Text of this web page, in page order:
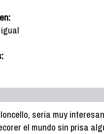
seria muy
el mundo sin prisa